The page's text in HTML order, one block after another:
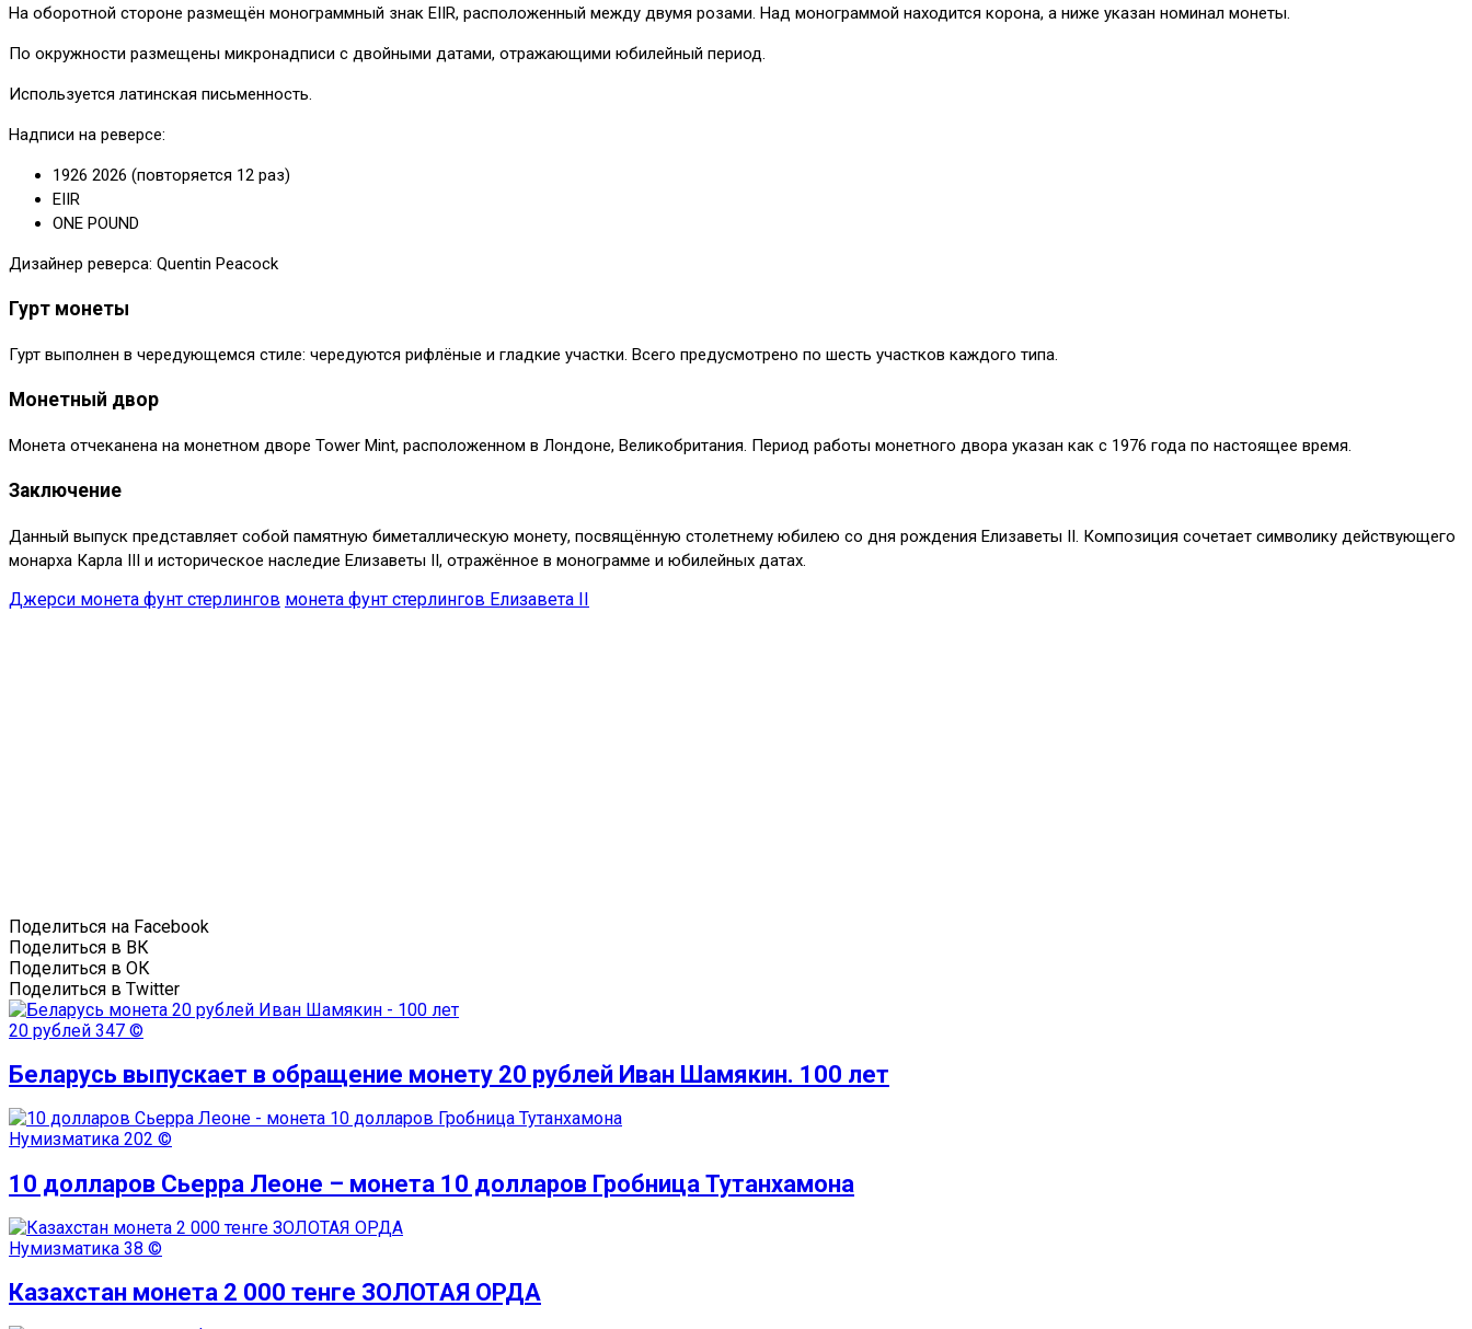
На оборотной стороне размещён монограммный знак EIIR, расположенный между двумя розами. Над монограммой находится корона, а ниже указан номинал монеты.
По окружности размещены микронадписи с двойными датами, отражающими юбилейный период.
Используется латинская письменность.
Надписи на реверсе:
1926 2026 (повторяется 12 раз)
EIIR
ONE POUND
Дизайнер реверса: Quentin Peacock
Гурт монеты
Гурт выполнен в чередующемся стиле: чередуются рифлёные и гладкие участки. Всего предусмотрено по шесть участков каждого типа.
Монетный двор
Монета отчеканена на монетном дворе Tower Mint, расположенном в Лондоне, Великобритания. Период работы монетного двора указан как с 1976 года по настоящее время.
Заключение
Данный выпуск представляет собой памятную биметаллическую монету, посвящённую столетнему юбилею со дня рождения Елизаветы II. Композиция сочетает символику действующего
монарха Карла III и историческое наследие Елизаветы II, отражённое в монограмме и юбилейных датах.
Джерси монета фунт стерлингов монета фунт стерлингов Елизавета II
Поделиться на Facebook
Поделиться в ВК
Поделиться в ОК
Поделиться в Twitter
20 рублей 347 ©
Беларусь выпускает в обращение монету 20 рублей Иван Шамякин. 100 лет
Нумизматика 202 ©
10 долларов Сьерра Леоне – монета 10 долларов Гробница Тутанхамона
Нумизматика 38 ©
Казахстан монета 2 000 тенге ЗОЛОТАЯ ОРДА